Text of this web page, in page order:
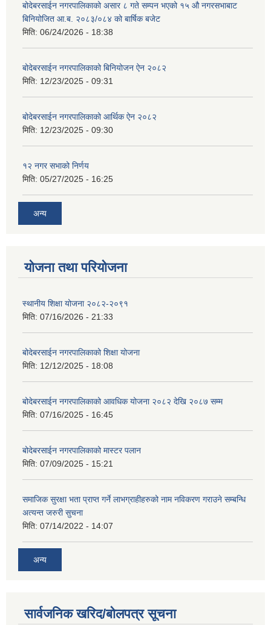
बोदेबरसाईन नगरपालिकाको असार ८ गते सम्पन भएको १५ ‍‍‍औ नगरसभाबाट
बिनियोजित आ.ब. २०८३/०८४ को बार्षिक बजेट
मिति: 06/24/2026 - 18:38
बोदेबरसाईन नगरपालिकाको बिनियोजन ऐन २०८२
मिति: 12/23/2025 - 09:31
बोदेबरसाईन नगरपालिकाको आर्थिक ऐन २०८२
मिति: 12/23/2025 - 09:30
१२ नगर सभाको निर्णय
मिति: 05/27/2025 - 16:25
अन्य
योजना तथा परियोजना
स्थानीय शिक्षा योजना २०८२-२०९१
मिति: 07/16/2026 - 21:33
बोदेबरसाईन नगरपालिकाको शिक्षा योजना
मिति: 12/12/2025 - 18:08
बोदेबरसाईन नगरपालिकाको आवधिक योजना २०८२ देखि २०८७ सम्म
मिति: 07/16/2025 - 16:45
बोदेबरसाईन नगरपालिकाको मास्टर पलान
मिति: 07/09/2025 - 15:21
समाजिक सुरक्षा भता प्राप्त गर्ने लाभग्राहीहरुको नाम नविकरण गराउने सम्बन्धि
अत्यन्त जरुरी सुचना
मिति: 07/14/2022 - 14:07
अन्य
सार्वजनिक खरिद/बोलपत्र सूचना